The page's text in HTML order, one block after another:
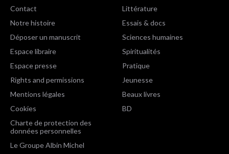
Contact
Notre histoire
Déposer un manuscrit
Espace libraire
Espace presse
Rights and permissions
Mentions légales
Cookies
Charte de protection des
données personnelles
Le Groupe Albin Michel
Littérature
Essais & docs
Sciences humaines
Spiritualités
Pratique
Jeunesse
Beaux livres
BD